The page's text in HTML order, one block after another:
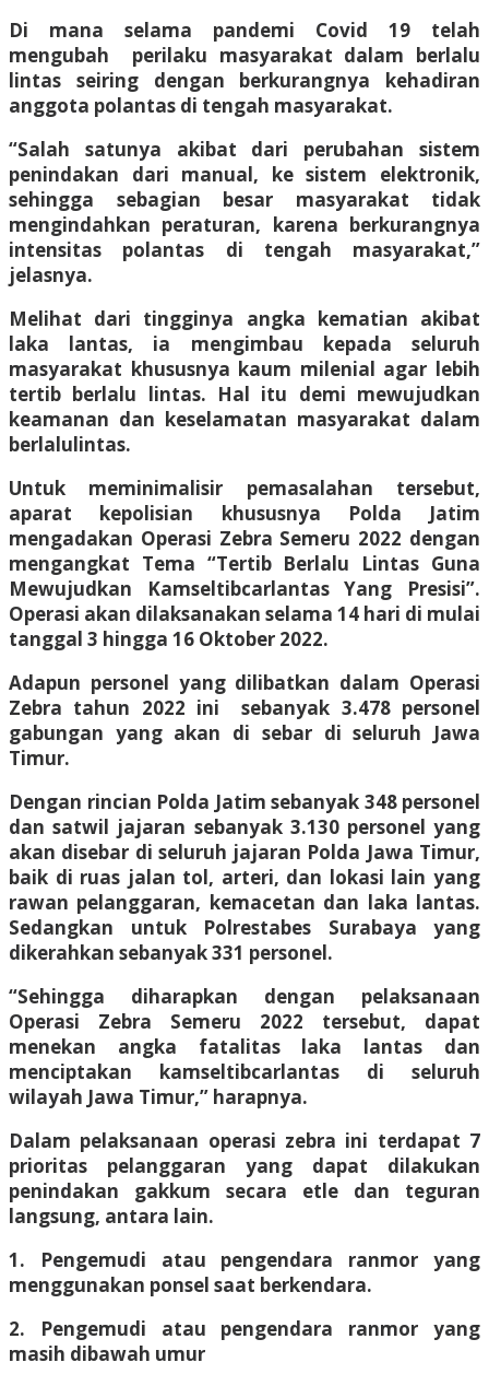
Di mana selama pandemi Covid 19 telah
mengubah perilaku masyarakat dalam berlalu
lintas seiring dengan berkurangnya kehadiran
anggota polantas di tengah masyarakat.
“Salah satunya akibat dari perubahan sistem
penindakan dari manual, ke sistem elektronik,
sehingga sebagian besar masyarakat tidak
mengindahkan peraturan, karena berkurangnya
intensitas polantas di tengah masyarakat,”
jelasnya.
Melihat dari tingginya angka kematian akibat
laka lantas, ia mengimbau kepada seluruh
masyarakat khususnya kaum milenial agar lebih
tertib berlalu lintas. Hal itu demi mewujudkan
keamanan dan keselamatan masyarakat dalam
berlalulintas.
Untuk meminimalisir pemasalahan tersebut,
aparat kepolisian khususnya Polda Jatim
mengadakan Operasi Zebra Semeru 2022 dengan
mengangkat Tema “Tertib Berlalu Lintas Guna
Mewujudkan Kamseltibcarlantas Yang Presisi”.
Operasi akan dilaksanakan selama 14 hari di mulai
tanggal 3 hingga 16 Oktober 2022.
Adapun personel yang dilibatkan dalam Operasi
Zebra tahun 2022 ini sebanyak 3.478 personel
gabungan yang akan di sebar di seluruh Jawa
Timur.
Dengan rincian Polda Jatim sebanyak 348 personel
dan satwil jajaran sebanyak 3.130 personel yang
akan disebar di seluruh jajaran Polda Jawa Timur,
baik di ruas jalan tol, arteri, dan lokasi lain yang
rawan pelanggaran, kemacetan dan laka lantas.
Sedangkan untuk Polrestabes Surabaya yang
dikerahkan sebanyak 331 personel.
“Sehingga diharapkan dengan pelaksanaan
Operasi Zebra Semeru 2022 tersebut, dapat
menekan angka fatalitas laka lantas dan
menciptakan kamseltibcarlantas di seluruh
wilayah Jawa Timur,” harapnya.
Dalam pelaksanaan operasi zebra ini terdapat 7
prioritas pelanggaran yang dapat dilakukan
penindakan gakkum secara etle dan teguran
langsung, antara lain.
1. Pengemudi atau pengendara ranmor yang
menggunakan ponsel saat berkendara.
2. Pengemudi atau pengendara ranmor yang
masih dibawah umur